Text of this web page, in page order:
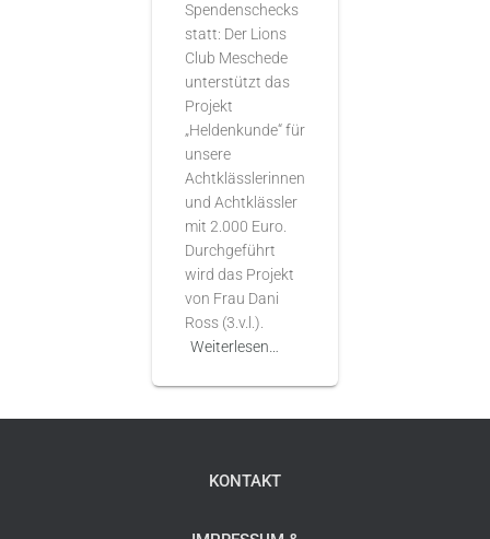
Spendenschecks
statt: Der Lions
Club Meschede
unterstützt das
Projekt
„Heldenkunde“ für
unsere
Achtklässlerinnen
und Achtklässler
mit 2.000 Euro.
Durchgeführt
wird das Projekt
von Frau Dani
Ross (3.v.l.).
Weiterlesen…
KONTAKT